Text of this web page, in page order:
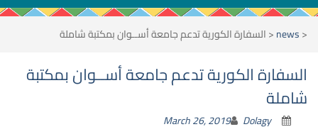
<
news
<السفارة الكورية تدعم جامعة أســوان بمكتبة شاملة
السفارة الكورية تدعم جامعة أســوان بمكتبة
شاملة
March 26, 2019 Dolagy